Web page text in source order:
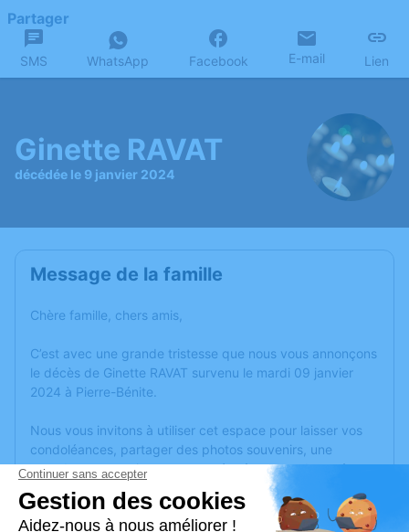
Partager
SMS WhatsApp Facebook E-mail Lien
Ginette RAVAT
décédée le 9 janvier 2024
Message de la famille
Chère famille, chers amis,
C’est avec une grande tristesse que nous vous annonçons
le décès de Ginette RAVAT survenu le mardi 09 janvier
2024 à Pierre-Bénite.
Nous vous invitons à utiliser cet espace pour laisser vos
condoléances, partager des photos souvenirs, une
anecdote ou exprimer vos pensées à travers des poèmes
ou des textes. Cet endroit est un lieu d'expression dédié à
honorer la mémoire de Ginette RAVAT.